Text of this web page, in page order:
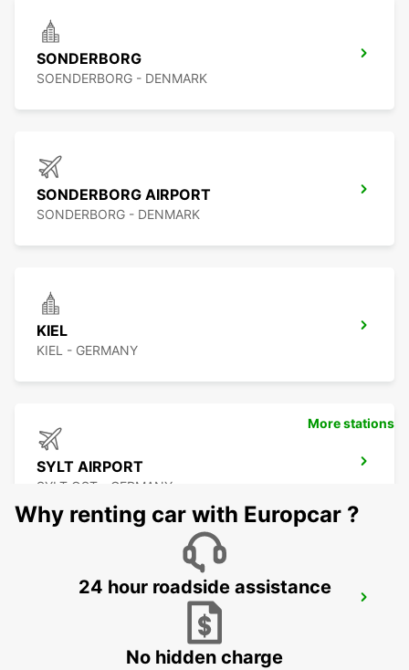
SONDERBORG
SOENDERBORG - DENMARK
SONDERBORG AIRPORT
SONDERBORG - DENMARK
KIEL
KIEL - GERMANY
SYLT AIRPORT
SYLT OST - GERMANY
WESTERLAND SYLT - GERMANY
More stations
Why renting car with Europcar ?
24 hour roadside assistance
No hidden charge